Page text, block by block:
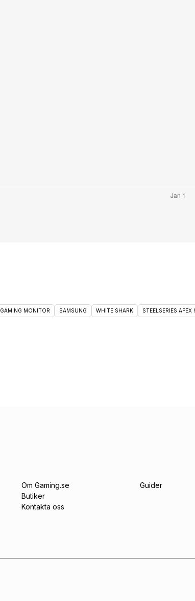
GAMING MONITOR SAMSUNG WHITE SHARK STEELSERIES
Om Gaming.se
Butiker
Kontakta oss
Guider